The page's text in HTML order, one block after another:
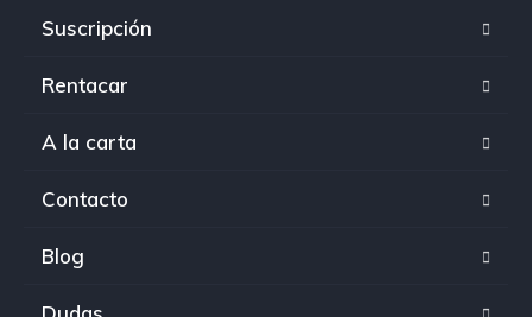
Suscripción
Rentacar
A la carta
Contacto
Blog